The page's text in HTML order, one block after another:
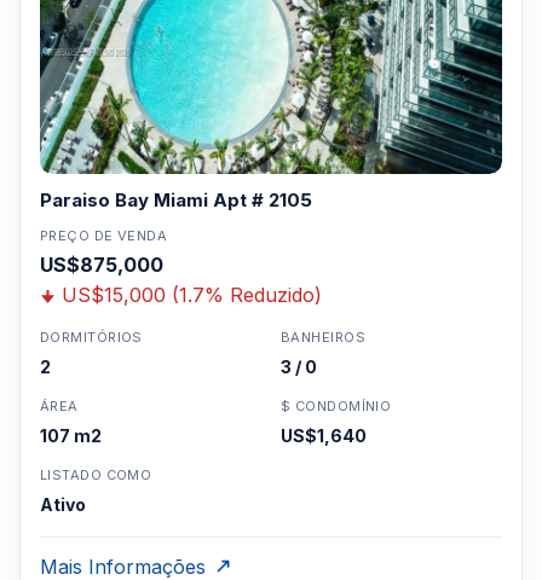
Paraiso Bay Miami Apt # 2105
PREÇO DE VENDA
US$875,000
US$15,000 (1.7% Reduzido)
DORMITÓRIOS
2
BANHEIROS
3 / 0
ÁREA
107 m2
$ CONDOMÍNIO
US$1,640
LISTADO COMO
Ativo
Mais Informações